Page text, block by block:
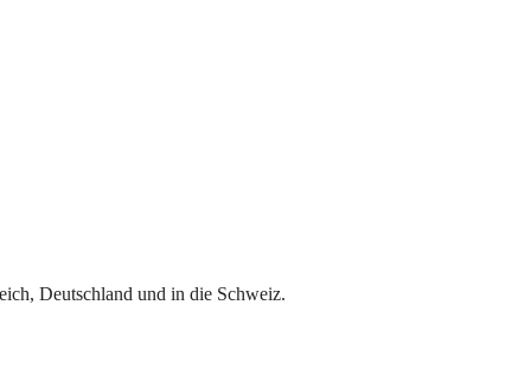
Deutschland und in die Schweiz.